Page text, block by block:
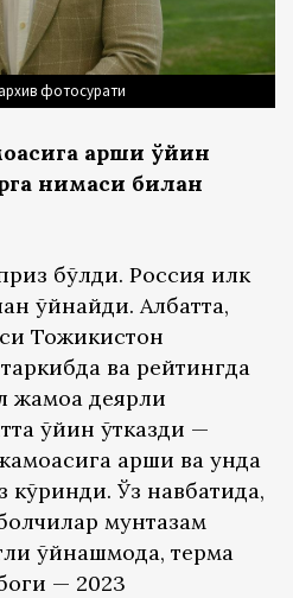
фотосурати
қарши ўйин
нимаси билан
бўлди. Россия илк
ўйнайди. Албатта,
Тожикистон
ва рейтингда
жамоа деярли
ўйин ўтказди —
қарши ва унда
кўринди. Ўз навбатида,
мунтазам
ўйнашмоқда, терма
— 2023